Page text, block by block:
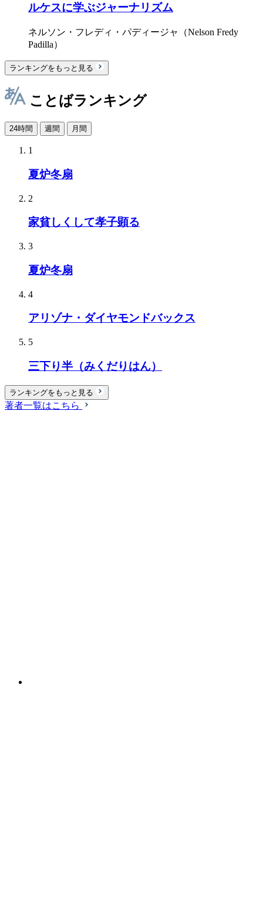
ルケスに学ぶジャーナリズム
ネルソン・フレディ・パディージャ（Nelson Fredy
Padilla）
ランキングをもっと見る
ことばランキング
24時間 週間 月間
1
夏炉冬扇
2
家貧しくして孝子顕る
3
夏炉冬扇
4
アリゾナ・ダイヤモンドバックス
5
三下り半（みくだりはん）
ランキングをもっと見る
著者一覧はこちら